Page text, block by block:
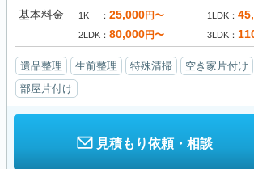
基本料金 1K 25,000円〜 1LDK
2LDK 80,000円〜 3LDK
遺品整理 生前整理 特殊清掃 空き家片付け
部屋片付け
見積もり依頼・相談